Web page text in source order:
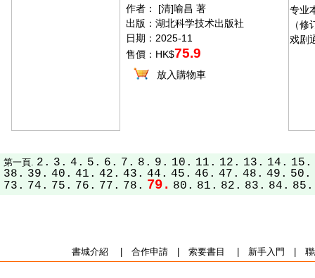
作者： [清]喻昌 著
出版：湖北科学技术出版社
日期：2025-11
售價：HK$75.9
放入購物車
第一頁. 2. 3. 4. 5. 6. 7. 8. 9. 10. 11. 12. 13. 14. 15.
38. 39. 40. 41. 42. 43. 44. 45. 46. 47. 48. 49. 50.
73. 74. 75. 76. 77. 78. 79. 80. 81. 82. 83. 84. 85.
書城介紹 合作申請| 索要書目 新手入門